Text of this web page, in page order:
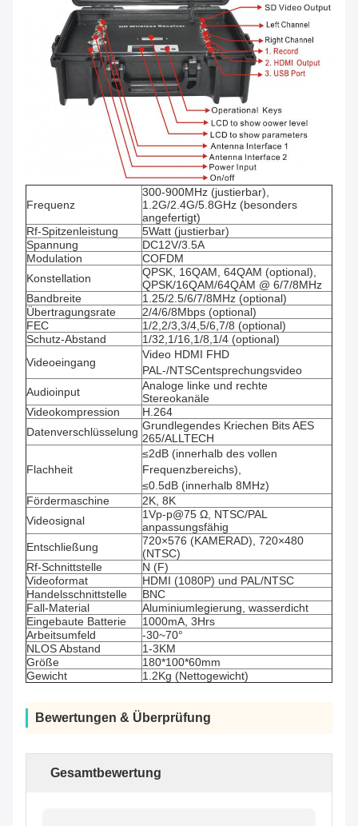
Frequenz
300-900MHz (justierbar),
1.2G/2.4G/5.8GHz (besonders
angefertigt)
Rf-Spitzenleistung
5Watt (justierbar)
Spannung
DC12V/3.5A
Modulation
COFDM
Konstellation
QPSK, 16QAM, 64QAM (optional),
QPSK/16QAM/64QAM @ 6/7/8MHz
Bandbreite
1.25/2.5/6/7/8MHz (optional)
Übertragungsrate
2/4/6/8Mbps (optional)
FEC
1/2,2/3,3/4,5/6,7/8 (optional)
Schutz-Abstand
1/32,1/16,1/8,1/4 (optional)
Videoeingang
Video HDMI FHD
PAL-/NTSCentsprechungsvideo
Audioinput
Analoge linke und rechte
Stereokanäle
Videokompression
H.264
Datenverschlüsselung Grundlegendes Kriechen Bits AES
265/ALLTECH
Flachheit
≤2dB (innerhalb des vollen
Frequenzbereichs),
≤0.5dB (innerhalb 8MHz)
Fördermaschine
2K, 8K
Videosignal
1Vp-p@75 Ω, NTSC/PAL
anpassungsfähig
Entschließung
720×576 (KAMERAD), 720×480
(NTSC)
Rf-Schnittstelle
N (F)
Videoformat
HDMI (1080P) und PAL/NTSC
Handelsschnittstelle
BNC
Fall-Material
Aluminiumlegierung, wasserdicht
Eingebaute Batterie
1000mA, 3Hrs
Arbeitsumfeld
-30~70°
NLOS Abstand
1-3KM
Größe
180*100*60mm
Gewicht
1.2Kg (Nettogewicht)
Bewertungen & Überprüfung
Gesamtbewertung